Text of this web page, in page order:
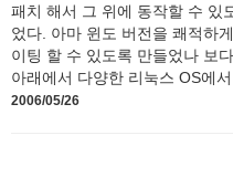
패치 해서 그 위에 동작할 수 있
었다. 아마 윈도 버전을 쾌적하
이팅 할 수 있도록 만들었나 보
아래에서 다양한 리눅스 OS에
2006/05/26